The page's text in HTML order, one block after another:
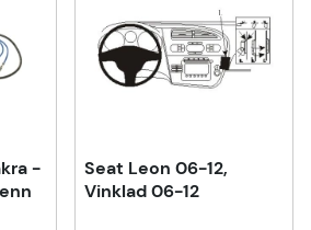
-
Seat Leon 06-12,
Vinklad 06-12